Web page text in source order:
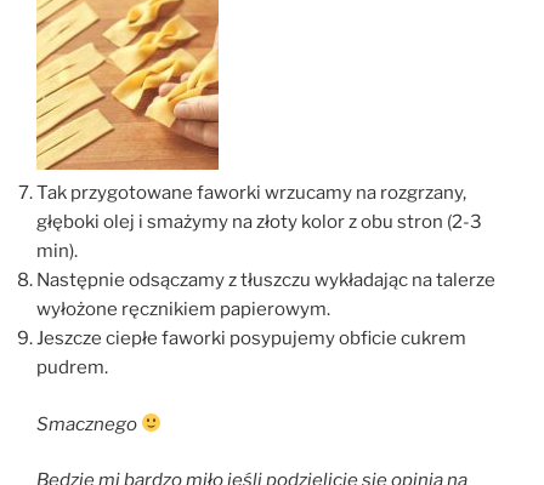
Tak przygotowane faworki wrzucamy na rozgrzany,
głęboki olej i smażymy na złoty kolor z obu stron (2-3
min).
Następnie odsączamy z tłuszczu wykładając na talerze
wyłożone ręcznikiem papierowym.
Jeszcze ciepłe faworki posypujemy obficie cukrem
pudrem.
Smacznego
Będzie mi bardzo miło jeśli podzielicie się opinią na